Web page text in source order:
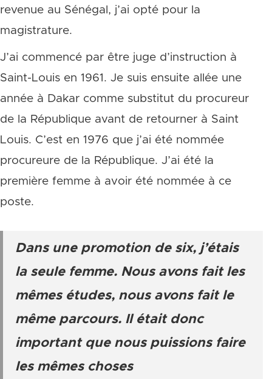
revenue au Sénégal, j’ai opté pour la
magistrature.
J’ai commencé par être juge d’instruction à
Saint-Louis en 1961. Je suis ensuite allée une
année à Dakar comme substitut du procureur
de la République avant de retourner à Saint
Louis. C’est en 1976 que j’ai été nommée
procureure de la République. J’ai été la
première femme à avoir été nommée à ce
poste.
Dans une promotion de six, j’étais
la seule femme. Nous avons fait les
mêmes études, nous avons fait le
même parcours. Il était donc
important que nous puissions faire
les mêmes choses